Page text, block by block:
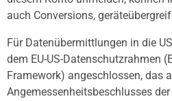
auch Conversions,
Für Datenübermittlungen in die
dem EU-US-Datenschutzrahmen
Framework) angeschlossen, das
Angemessenheitsbeschlusses